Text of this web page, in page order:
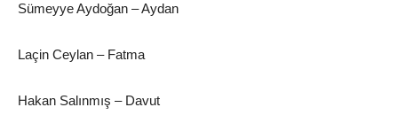
Sümeyye Aydoğan – Aydan
Laçin Ceylan – Fatma
Hakan Salınmış – Davut